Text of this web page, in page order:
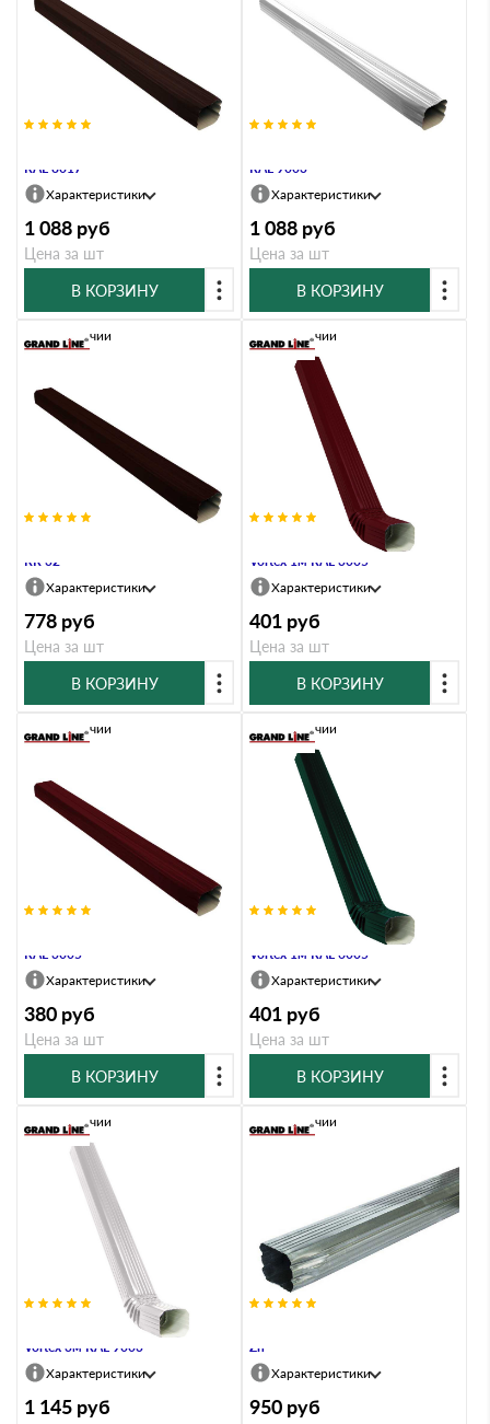
RAL 8017
Характеристики
1 088 руб
Цена за шт
В КОРЗИНУ
RAL 9003
Характеристики
1 088 руб
Цена за шт
В КОРЗИНУ
RR 32
В наличии
Характеристики
778 руб
Цена за шт
В КОРЗИНУ
Труба прямоугольная с коленом
Vortex 1м RAL 3005
В наличии
Характеристики
401 руб
Цена за шт
В КОРЗИНУ
RAL 3005
В наличии
Характеристики
380 руб
Цена за шт
В КОРЗИНУ
Труба прямоугольная с коленом
Vortex 1м RAL 6005
В наличии
Характеристики
401 руб
Цена за шт
В КОРЗИНУ
Труба прямоугольная с коленом
Vortex 3м RAL 9003
В наличии
Характеристики
1 145 руб
Zn
В наличии
Характеристики
950 руб